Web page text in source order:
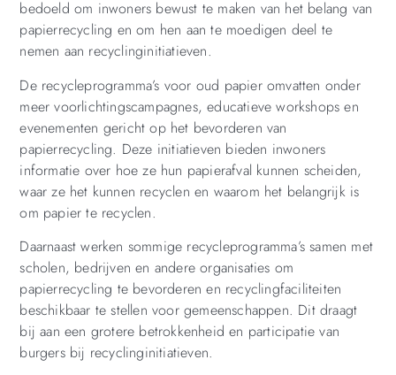
bedoeld om inwoners bewust te maken van het belang van
papierrecycling en om hen aan te moedigen deel te
nemen aan recyclinginitiatieven.
De recycleprogramma’s voor oud papier omvatten onder
meer voorlichtingscampagnes, educatieve workshops en
evenementen gericht op het bevorderen van
papierrecycling. Deze initiatieven bieden inwoners
informatie over hoe ze hun papierafval kunnen scheiden,
waar ze het kunnen recyclen en waarom het belangrijk is
om papier te recyclen.
Daarnaast werken sommige recycleprogramma’s samen met
scholen, bedrijven en andere organisaties om
papierrecycling te bevorderen en recyclingfaciliteiten
beschikbaar te stellen voor gemeenschappen. Dit draagt
bij aan een grotere betrokkenheid en participatie van
burgers bij recyclinginitiatieven.